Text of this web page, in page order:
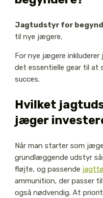
Jagtudstyr for
til nye jægere.
For nye jægere
det essentielle gear til at
succes.
Hvilket
jæger
Når man starter som
grundlæggende udstyr
fløjte, og passende
ammunition, der passer
også nødvendig. At